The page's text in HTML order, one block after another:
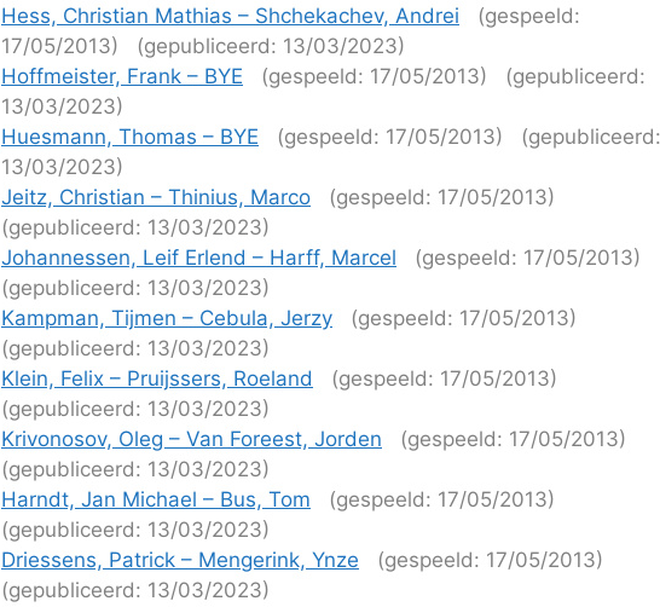
Hess, Christian Mathias – Shchekachev, Andrei
(gespeeld:
17/05/2013)
(gepubliceerd: 13/03/2023)
Hoffmeister, Frank – BYE
(gespeeld: 17/05/2013)
(gepubliceerd:
13/03/2023)
Huesmann, Thomas – BYE
(gespeeld: 17/05/2013)
(gepubliceerd:
13/03/2023)
Jeitz, Christian – Thinius, Marco
(gespeeld: 17/05/2013)
(gepubliceerd: 13/03/2023)
Johannessen, Leif Erlend – Harff, Marcel
(gespeeld: 17/05/2013)
(gepubliceerd: 13/03/2023)
Kampman, Tijmen – Cebula, Jerzy
(gespeeld: 17/05/2013)
(gepubliceerd: 13/03/2023)
Klein, Felix – Pruijssers, Roeland
(gespeeld: 17/05/2013)
(gepubliceerd: 13/03/2023)
Krivonosov, Oleg – Van Foreest, Jorden
(gespeeld: 17/05/2013)
(gepubliceerd: 13/03/2023)
Harndt, Jan Michael – Bus, Tom
(gespeeld: 17/05/2013)
(gepubliceerd: 13/03/2023)
Driessens, Patrick – Mengerink, Ynze
(gespeeld: 17/05/2013)
(gepubliceerd: 13/03/2023)